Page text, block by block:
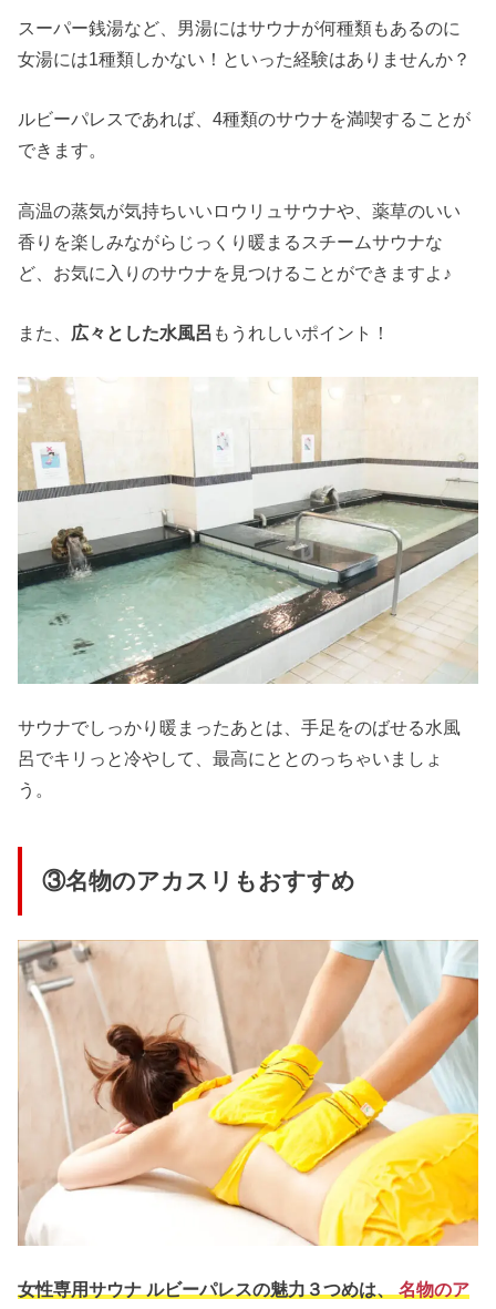
スーパー銭湯など、男湯にはサウナが何種類もあるのに
女湯には1種類しかない！といった経験はありませんか？
ルビーパレスであれば、4種類のサウナを満喫することが
できます。
高温の蒸気が気持ちいいロウリュサウナや、薬草のいい
香りを楽しみながらじっくり暖まるスチームサウナな
ど、お気に入りのサウナを見つけることができますよ♪
また、 広々とした水風呂 もうれしいポイント！
サウナでしっかり暖まったあとは、手足をのばせる水風
呂でキリっと冷やして、最高にととのっちゃいましょ
う。
③名物のアカスリもおすすめ
女性専用サウナ ルビーパレスの魅力３つめは、
名物のア